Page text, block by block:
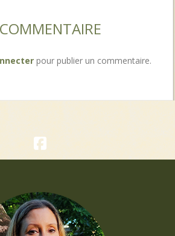
pour publier un commentaire.